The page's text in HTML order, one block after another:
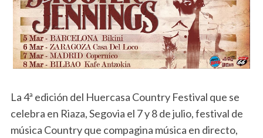
La 4ª edición del Huercasa Country Festival que se
celebra en Riaza, Segovia el 7 y 8 de julio, festival de
música Country que compagina música en directo,